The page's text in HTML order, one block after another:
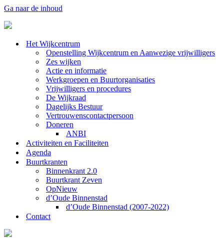
Ga naar de inhoud
Het Wijkcentrum
Openstelling Wijkcentrum en Aanwezige vrijwilligers
Zes wijken
Actie en informatie
Werkgroepen en Buurtorganisaties
Vrijwilligers en procedures
De Wijkraad
Dagelijks Bestuur
Vertrouwenscontactpersoon
Doneren
ANBI
Activiteiten en Faciliteiten
Agenda
Buurtkranten
Binnenkrant 2.0
Buurtkrant Zeven
OpNieuw
d’Oude Binnenstad
d’Oude Binnenstad (2007-2022)
Contact